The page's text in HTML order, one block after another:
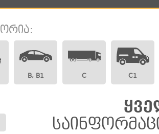
B, B1 C C1